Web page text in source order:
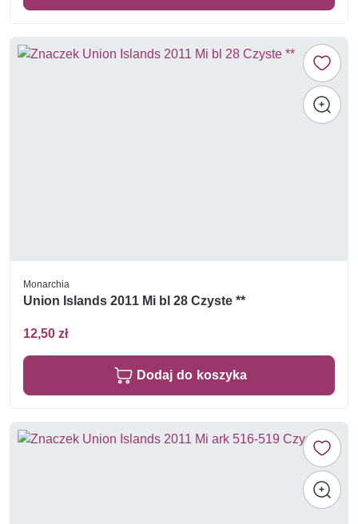
Monarchia
Union Islands 2011 Mi bl 28 Czyste **
12,50 zł
Dodaj do koszyka